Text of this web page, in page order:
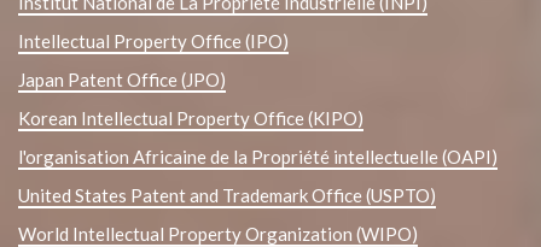
Intellectual Property Office (IPO)
Japan Patent Office (JPO)
Korean Intellectual Property Office (KIPO)
l'organisation Africaine de la Propriété intellectuelle (OAPI)
United States Patent and Trademark Office (USPTO)
World Intellectual Property Organization (WIPO)